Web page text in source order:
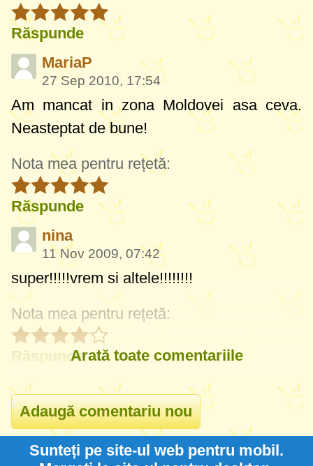
Răspunde
MariaP
27 Sep 2010, 17:54
Am mancat in zona Moldovei asa ceva.
Neasteptat de bune!
Nota mea pentru rețetă:
Răspunde
nina
11 Nov 2009, 07:42
super!!!!!vrem si altele!!!!!!!!
Nota mea pentru rețetă:
RăspundeArată toate comentariile
Sunteți pe site-ul web pentru mobil.